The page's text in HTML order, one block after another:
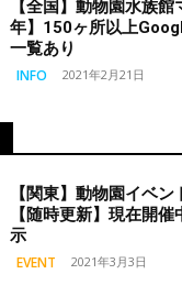
【全国】動物園水族
年】150ヶ所以上
一覧あり
INFO 2021年2月21日
【関東】動物園イベ
【随時更新】現在開
示
EVENT 2021年3月3日